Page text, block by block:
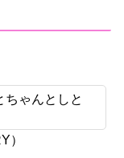
ゃんとしと
）